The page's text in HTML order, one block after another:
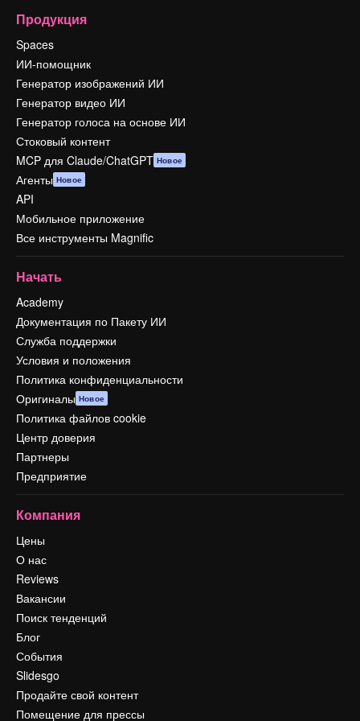
Продукция
Spaces
ИИ-помощник
Генератор изображений ИИ
Генератор видео ИИ
Генератор голоса на основе ИИ
Стоковый контент
MCP для Claude/ChatGPT Новое
Агенты Новое
API
Мобильное приложение
Все инструменты Magnific
Начать
Academy
Документация по Пакету ИИ
Служба поддержки
Условия и положения
Политика конфиденциальности
Оригиналы Новое
Политика файлов cookie
Центр доверия
Партнеры
Предприятие
Компания
Цены
О нас
Reviews
Вакансии
Поиск тенденций
Блог
События
Slidesgo
Продайте свой контент
Помещение для прессы